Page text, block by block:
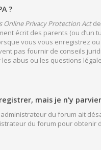
?
Online Privacy Protection Actde
écrit des parents (ou d’un
vous vous enregistrez
pas fournir de conseils
abus ou les questions
mais je n’y
administrateur du forum ait
du forum pour obtenir